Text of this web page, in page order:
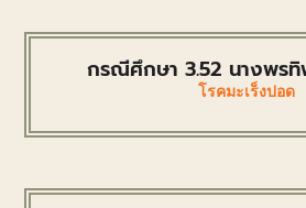
กรณีศึกษา 3.52 นางพร
โรคมะเร็งปอด